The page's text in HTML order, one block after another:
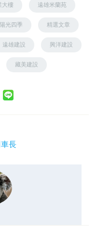
大樓 遠雄米蘭苑
陽光四季 精選文章
遠雄建設 興洋建設
藏美建設
長